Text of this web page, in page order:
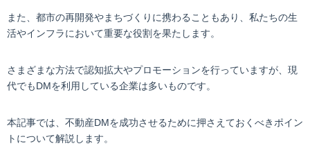
また、都市の再開発やまちづくりに携わることもあり、私たちの生
活やインフラにおいて重要な役割を果たします。
さまざまな方法で認知拡大やプロモーションを行っていますが、現
代でもDMを利用している企業は多いものです。
本記事では、不動産DMを成功させるために押さえておくべきポイン
トについて解説します。